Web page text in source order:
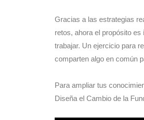
Gracias a las estrategias
retos, ahora el propósito
trabajar. Un ejercicio para
comparten algo en común
Para ampliar tus
Diseña el Cambio de la